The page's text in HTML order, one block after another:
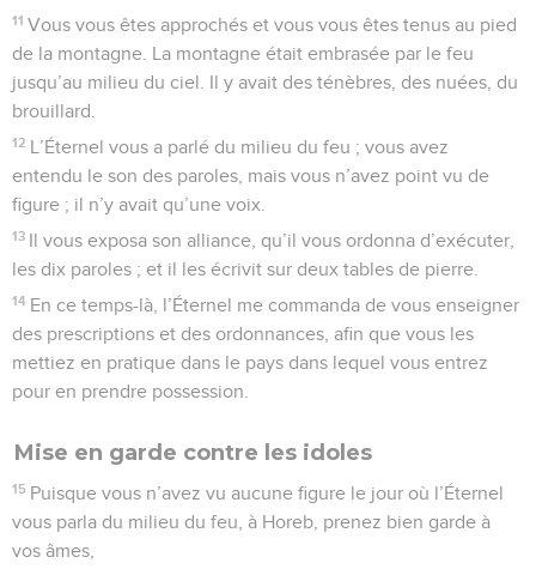
11 Vous vous êtes approchés et vous vous êtes tenus au pied
de la montagne. La montagne était embrasée par le feu
jusqu’au milieu du ciel. Il y avait des ténèbres, des nuées, du
brouillard.
12 L’Éternel vous a parlé du milieu du feu ; vous avez
entendu le son des paroles, mais vous n’avez point vu de
figure ; il n’y avait qu’une voix.
13 Il vous exposa son alliance, qu’il vous ordonna d’exécuter,
les dix paroles ; et il les écrivit sur deux tables de pierre.
14 En ce temps-là, l’Éternel me commanda de vous enseigner
des prescriptions et des ordonnances, afin que vous les
mettiez en pratique dans le pays dans lequel vous entrez
pour en prendre possession.
Mise en garde contre les idoles
15 Puisque vous n’avez vu aucune figure le jour où l’Éternel
vous parla du milieu du feu, à Horeb, prenez bien garde à
vos âmes,